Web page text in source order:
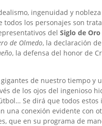
ingenuidad y
todos los personajes son
del Siglo de
de Olmedo, la declaración
, la defensa del honor de
de nuestro tiempo y
de los ojos del ingenioso
Se dirá que todos
una conexión evidente con
que en su programa de